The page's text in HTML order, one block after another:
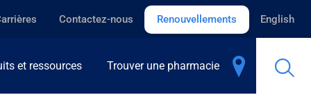
Contactez-nous Renouvellements English
et ressources Trouver une pharmacie